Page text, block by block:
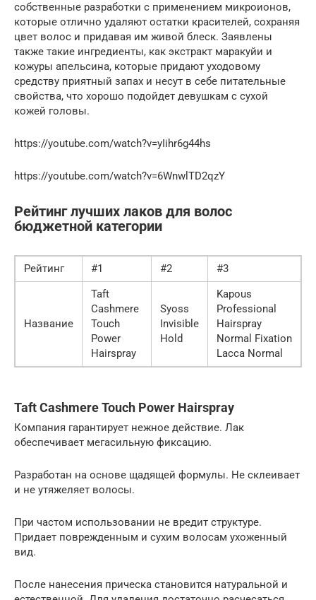
собственные разработки с применением микроионов,
которые отлично удаляют остатки красителей, сохраняя
цвет волос и придавая им живой блеск. Заявлены
также такие ингредиенты, как экстракт маракуйи и
кожуры апельсина, которые придают уходовому
средству приятный запах и несут в себе питательные
свойства, что хорошо подойдет девушкам с сухой
кожей головы.
https://youtube.com/watch?v=yIihr6g44hs
https://youtube.com/watch?v=6WnwlTD2qzY
Рейтинг лучших лаков для волос
бюджетной категории
Рейтинг #1 #2 #3
Название
Taft
Cashmere
Touch
Power
Hairspray
Syoss
Invisible
Hold
Kapous
Professional
Hairspray
Normal Fixation
Lacca Normal
Taft Cashmere Touch Power Hairspray
Компания гарантирует нежное действие. Лак
обеспечивает мегасильную фиксацию.
Разработан на основе щадящей формулы. Не склеивает
и не утяжеляет волосы.
При частом использовании не вредит структуре.
Придает поврежденным и сухим волосам ухоженный
вид.
После нанесения прическа становится натуральной и